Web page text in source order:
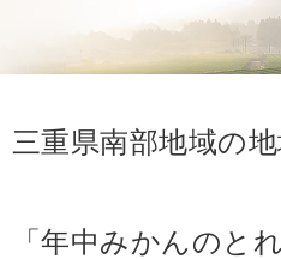
三重県南部地域の
「年中みかんのと